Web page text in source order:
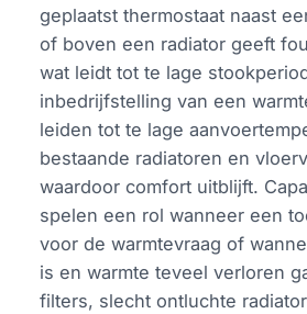
geplaatst thermostaat naast
of boven een radiator geeft
wat leidt tot te lage
inbedrijfstelling van een
leiden tot te lage
bestaande radiatoren en
waardoor comfort uitblijft.
spelen een rol wanneer een
voor de warmtevraag of
is en warmte teveel verloren
filters, slecht ontluchte